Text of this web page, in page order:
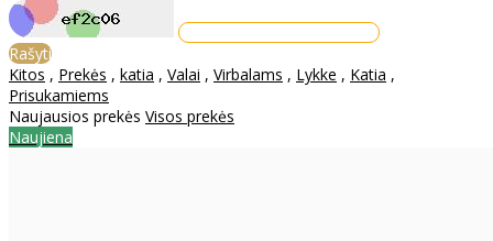
Rašyti
Kitos , Prekės , katia , Valai , Virbalams , Lykke , Katia ,
Prisukamiems
Naujausios prekės Visos prekės
Naujiena